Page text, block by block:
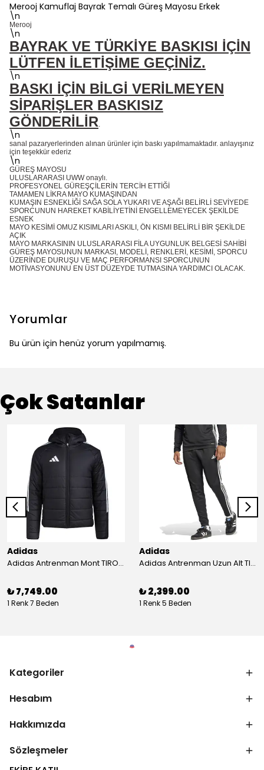
Merooj Kamuflaj Bayrak Temalı Güreş Mayosu Erkek
\n
Merooj
\n
BAYRAK VE TÜRKİYE BASKISI İÇİN
LÜTFEN İLETİŞİME GEÇİNİZ.
\n
BASKI İÇİN BİLGİ VERİLMEYEN
SİPARİŞLER BASKISIZ
GÖNDERİLİR.
\n
sanal pazaryerlerinden alınan ürünler için baskı yapılmamaktadır. anlayışınız
için teşekkür ederiz
\n
GÜREŞ MAYOSU
ULUSLARARASI UWW onaylı.
PROFESYONEL GÜREŞÇİLERİN TERCİH ETTİĞİ
TAMAMEN LİKRA MAYO KUMAŞINDAN
KUMAŞIN ESNEKLİĞİ SAĞA SOLA YUKARI VE AŞAĞI BELİRLİ SEVİYEDE
SPORCUNUN HAREKET KABİLİYETİNİ ENGELLEMEYECEK ŞEKİLDE
ESNEK
MAYO KESİMİ OMUZ KISIMLARI ASKILI, ÖN KISMI BELİRLİ BİR ŞEKİLDE
AÇIK
MAYO MARKASININ ULUSLARARASI FİLA UYGUNLUK BELGESİ SAHİBİ
GÜREŞ MAYOSUNUN MARKASI, MODELİ, RENKLERİ, KESİMİ, SPORCU
ÜZERİNDE DURUŞU VE MAÇ PERFORMANSI SPORCUNUN
MOTİVASYONUNU EN ÜST DÜZEYDE TUTMASINA YARDIMCI OLACAK.
Yorumlar
Bu ürün için henüz yorum yapılmamış.
Çok Satanlar
Adidas
Adidas Antrenman Mont TIRO24 WINT JKT IJ7388
₺ 7,749.00
1 Renk 7 Beden
Adidas
Adidas Antrenman Uzun Alt TIRO ES PNT JD0442
₺ 2,399.00
1 Renk 5 Beden
Kategoriler
Hesabım
Hakkımızda
Sözleşmeler